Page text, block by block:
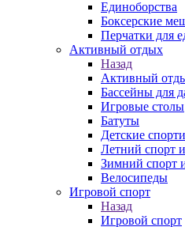
Единоборства
Боксерские
Перчатки для
Активный отдых
Назад
Активный
Бассейны для
Игровые столы
Батуты
Детские
Летний спорт
Зимний спорт
Велосипеды
Игровой спорт
Назад
Игровой спорт